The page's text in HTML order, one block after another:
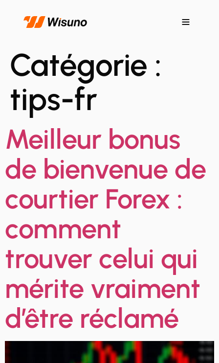
Catégorie :
tips-fr
Meilleur bonus
de bienvenue de
courtier Forex :
comment
trouver celui qui
mérite vraiment
d’être réclamé